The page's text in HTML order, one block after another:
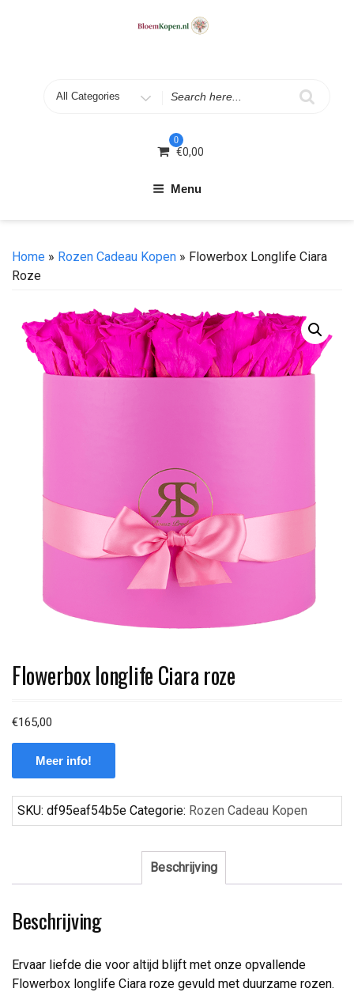
0
€0,00
Menu
Home » Rozen Cadeau Kopen » Flowerbox Longlife Ciara
Roze
Flowerbox longlife Ciara roze
€165,00
Meer info!
SKU: df95eaf54b5e Categorie: Rozen Cadeau Kopen
Beschrijving
Beschrijving
Ervaar liefde die voor altijd blijft met onze opvallende
Flowerbox longlife Ciara roze gevuld met duurzame rozen.